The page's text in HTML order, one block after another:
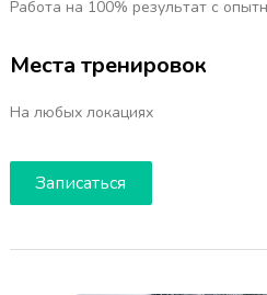
Работа на 100% результат с
Места тренировок
На любых локациях
Записаться